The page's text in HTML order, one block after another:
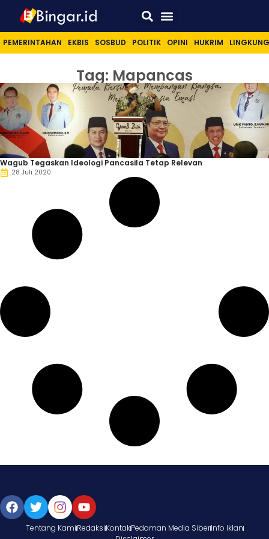
PEMERINTAHAN EKBIS SOSBUD POLITIK OPINI HUKRIM
Tag: Mapancas
Wagub Tegaskan Ideologi Pancasila Tetap Relevan
28 Juli 2020
Tentang KamiRedaksiKontakPedoman Media SiberInfo Iklan